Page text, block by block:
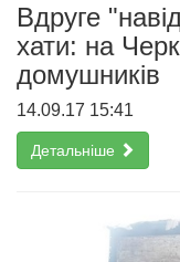
Вдруге
хати: на
домушників
14.09.17 15:41
Детальніше